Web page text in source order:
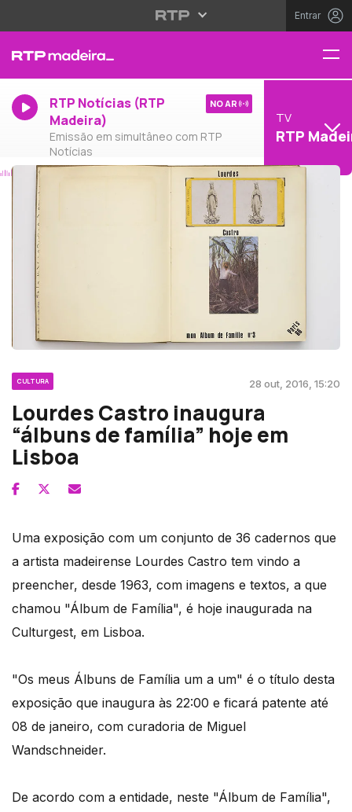
Entrar
RTP Notícias (RTP
Madeira)
Emissão em simultâneo com RTP
Notícias
NO AR
TV
RTP
CULTURA 28 out, 2016, 15:20
Lourdes Castro inaugura
“álbuns de família” hoje em
Lisboa
Uma exposição com um conjunto de 36 cadernos que
a artista madeirense Lourdes Castro tem vindo a
preencher, desde 1963, com imagens e textos, a que
chamou "Álbum de Família", é hoje inaugurada na
Culturgest, em Lisboa.
"Os meus Álbuns de Família um a um" é o título desta
exposição que inaugura às 22:00 e ficará patente até
08 de janeiro, com curadoria de Miguel
Wandschneider.
De acordo com a entidade, neste "Álbum de Família",